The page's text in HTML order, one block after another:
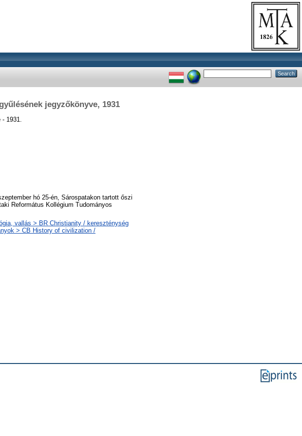
jegyzőkönyve, 1931
1931.
hó 25-én, Sárospatakon tartott őszi
Református Kollégium Tudományos
vallás > BR Christianity / kereszténység
> CB History of civilization /